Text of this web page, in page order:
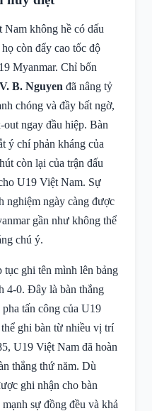
không hề có dấu
còn đẩy cao tốc độ
Myanmar. Chỉ bốn
V. B. Nguyen đã nâng tỷ
chóng và đầy bất ngờ,
ngay đầu hiệp. Bàn
ý chí phản kháng của
còn lại của trận đấu
U19 Việt Nam. Sự
nghiệm ngày càng được
gần như không thể
chú ý.
tục ghi tên mình lên bảng
4-0. Đây là bàn thắng
tấn công của U19
ghi bàn từ nhiều vị trí
U19 Việt Nam đã hoàn
thắng thứ năm. Dù
ghi nhận cho bàn
sự đồng đều và khả